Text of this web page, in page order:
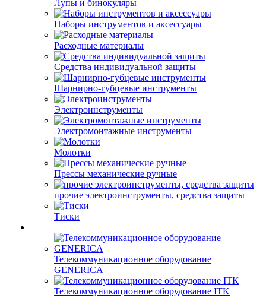
Лупы и бинокуляры
Наборы инструментов и аксессуары
Расходные материалы
Средства индивидуальной защиты
Шарнирно-губцевые инструменты
Электроинструменты
Электромонтажные инструменты
Молотки
Прессы механические ручные
прочие электроинструменты, средства защиты
Тиски
Телекоммуникационное оборудование
GENERICA
Телекоммуникационное оборудование ITK